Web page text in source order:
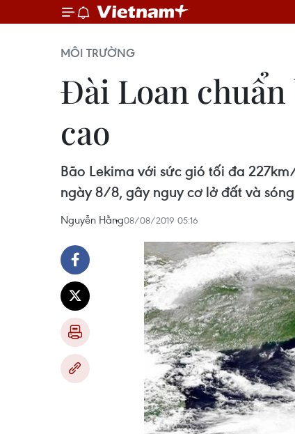
MÔI TRƯỜNG
Đài Loan chuẩn
cao
Bão Lekima với sức gió tối đa
ngày 8/8, gây nguy cơ lở đất và
Nguyễn Hằng08/08/2019 05:16